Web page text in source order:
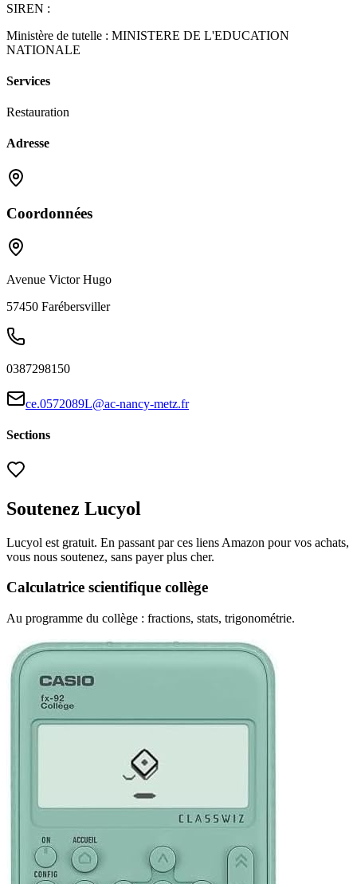
SIREN :
Ministère de tutelle : MINISTERE DE L'EDUCATION
NATIONALE
Services
Restauration
Adresse
Coordonnées
Avenue Victor Hugo
57450 Farébersviller
0387298150
ce.0572089L@ac-nancy-metz.fr
Sections
Soutenez Lucyol
Lucyol est gratuit. En passant par ces liens Amazon pour vos achats,
vous nous soutenez, sans payer plus cher.
Calculatrice scientifique collège
Au programme du collège : fractions, stats, trigonométrie.